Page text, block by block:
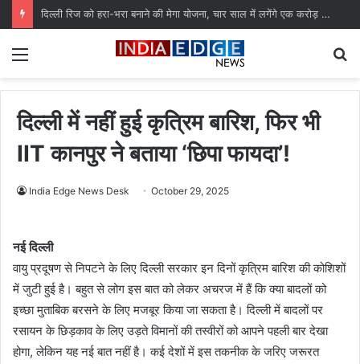
दिल्ली रिज को हरा-भरा बनाने की मेगा योजना, चार साल में लगेंगे एक करोड़ से अधिक पौधे
Menu
दिल्ली में नहीं हुई कृत्रिम बारिश, फिर भी
IIT कानपुर ने बताया ‘छिपा फायदा’!
India Edge News Desk October 29, 2025
नई दिल्ली
वायु प्रदूषण से निपटने के लिए दिल्ली सरकार इन दिनों कृत्रिम बारिश की कोशिशों
में जुटी हुई है। बहुत से लोग इस बात को लेकर अचरज में हैं कि क्या बादलों को
इच्छा मुताबिक बरसने के लिए मजबूर किया जा सकता है। दिल्ली में बादलों पर
रसायन के छिड़काव के लिए उड़ते विमानों की तस्वीरों को आपने पहली बार देखा
होगा, लेकिन यह नई बात नहीं है। कई देशों में इस तकनीक के जरिए जरूरत